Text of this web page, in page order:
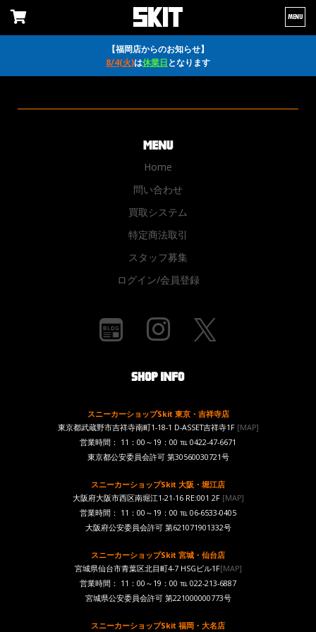
【福岡店からのお知らせ】
8/4(火)は休業日となります
MENU
Home
問い合わせ
買取システム
特定商法取引
スタッフ募集
ログイン/会員登録
スニーカーショップSkit 東京・吉祥寺店
東京都武蔵野市吉祥寺南町1-18-1 D-ASSET吉祥寺1F [MAP]
営業時間： 11：00～19：00 ℡ 0422-47-6671
東京都公安委員会許可 第30560030721号
スニーカーショップSkit 大阪・堀江店
大阪府大阪市西区南堀江1-21-16 RE:001 2F[MAP]
営業時間： 11：00～19：00 ℡ 06-6533-0405
大阪府公安委員会許可 第621071901332号
スニーカーショップSkit 宮城・仙台店
宮城県仙台市青葉区北目町4-7 HSGビル1F[MAP]
営業時間： 11：00～19：00 ℡ 022-213-6887
宮城県公安委員会許可 第221000000773号
スニーカーショップSkit 福岡・大名店